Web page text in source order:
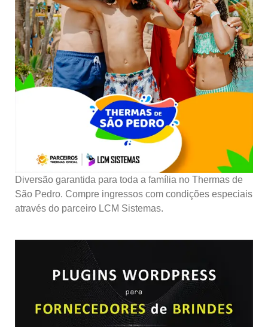
Diversão garantida para toda a família no Thermas de
São Pedro. Compre ingressos com condições especiais
através do parceiro LCM Sistemas.